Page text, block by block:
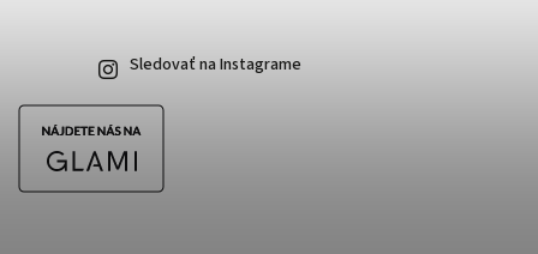
Sledovať na Instagrame